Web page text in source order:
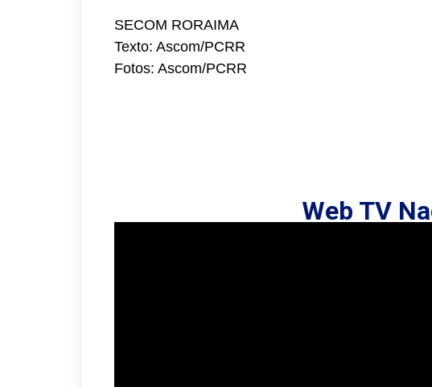
SECOM RORAIMA
Texto: Ascom/PCRR
Fotos: Ascom/PCRR
Web TV